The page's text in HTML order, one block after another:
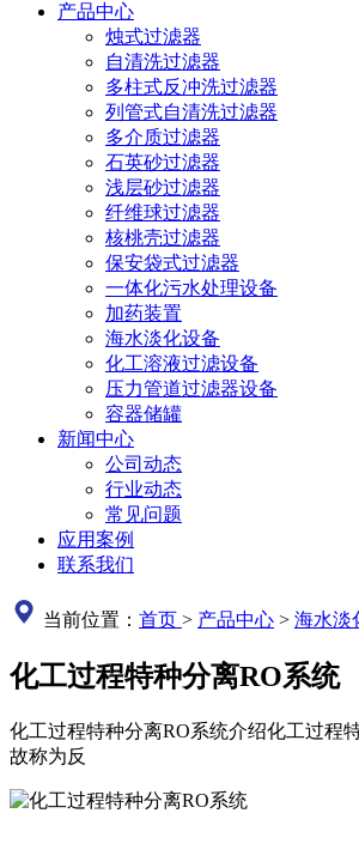
产品中心
烛式过滤器
自清洗过滤器
多柱式反冲洗过滤器
列管式自清洗过滤器
多介质过滤器
石英砂过滤器
浅层砂过滤器
纤维球过滤器
核桃壳过滤器
保安袋式过滤器
一体化污水处理设备
加药装置
海水淡化设备
化工溶液过滤设备
压力管道过滤器设备
容器储罐
新闻中心
公司动态
行业动态
常见问题
应用案例
联系我们
当前位置： 首页 > 产品中心 > 海水淡
化工过程特种分离RO系统
化工过程特种分离RO系统介绍化工过程
故称为反